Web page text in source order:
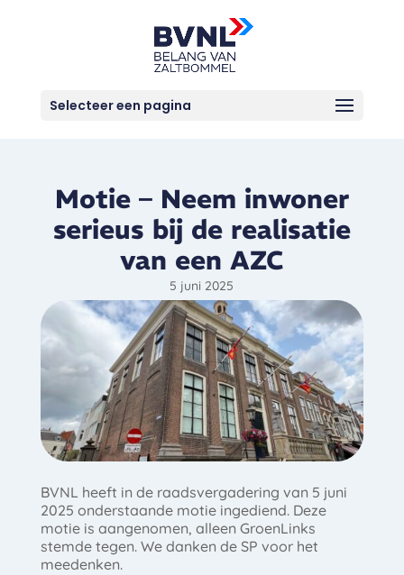
Selecteer een pagina
Motie – Neem inwoner
serieus bij de realisatie
van een AZC
5 juni 2025
BVNL heeft in de raadsvergadering van 5 juni
2025 onderstaande motie ingediend. Deze
motie is aangenomen, alleen GroenLinks
stemde tegen. We danken de SP voor het
meedenken.